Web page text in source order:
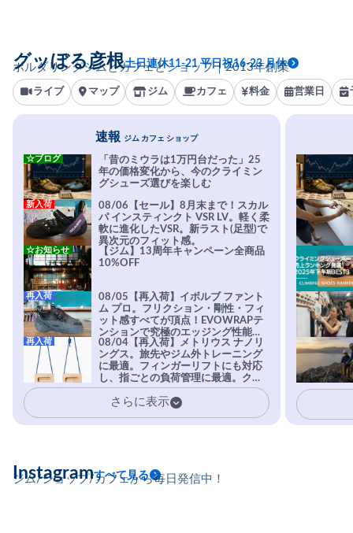
ボルダリングジムとカフェとショップ｜2013年創業
グッぼる彦根土日連休11-21 平日祝16-23 月休
ライブ マップ ジム カフェ 料金 営業日
速報 ジム カフェ ショップ
「昔のミウラは1万円台だった」25
年の価格変化から、今のクライミン
グシューズ選びを楽しむ
☆ブログ
08/06【セール】8月末まで！スカル
パ インスティンクト VSR LV。軽く柔
軟に進化したVSR。新ラスト(足型)で
異次元のフィット感。
新入荷
【ジム】13周年キャンペーン全商品
10%OFF
☆お知らせ
08/05【再入荷】イボルブ ファント
ム プロ。フリクション・剛性・フィ
ット感すべてが頂点！EVOWRAPテ
ンションで究極のエッジング性能を
実現。進化系ラバーEvo-74はTRAX
を凌駕する粘着力で極小ホールドに
安心感。
再入荷
08/04【再入荷】メトリウス ナノリ
ングス。旅先やジム外トレーニング
に最適。フィンガーリフトにも対応
し、指ごとの負荷管理に最適。クラ
イマーの指を本気で鍛えるギア。
再入荷
さらに表示
ジム/ショップ/カフェから毎日発信中！
Instagramすべて見る